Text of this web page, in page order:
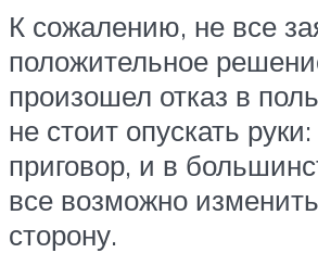
К сожалению, не все
положительное
произошел отказ в
не стоит опускать
приговор, и в
все возможно
сторону.